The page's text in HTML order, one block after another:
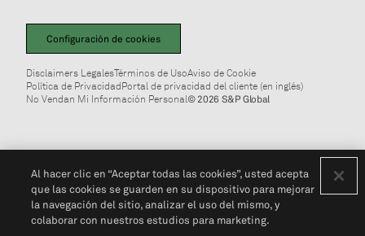
Configuración de cookies
Disclaimers LegalesTérminos de UsoAviso de Cookie
Política de PrivacidadPortal de privacidad del cliente (en inglés)
No Vendan Mi Información Personal© 2026 S&P Global
Al hacer clic en “Aceptar todas las cookies”, usted acepta
que las cookies se guarden en su dispositivo para mejorar
la navegación del sitio, analizar el uso del mismo, y
colaborar con nuestros estudios para marketing.